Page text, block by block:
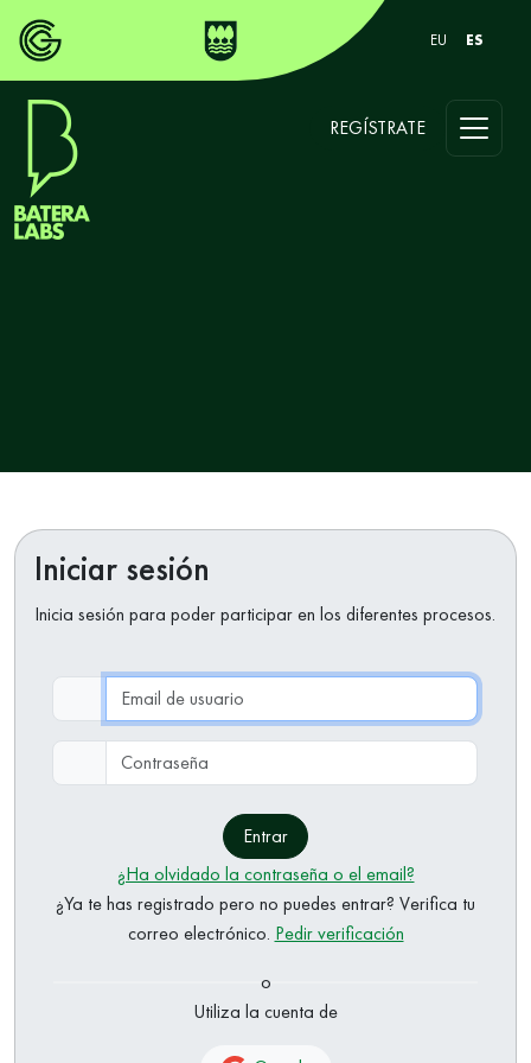
EU ES
REGÍSTRATE
Iniciar sesión
Inicia sesión para poder participar en los diferentes procesos.
Email de usuario
Contraseña
Entrar
¿Ha olvidado la contraseña o el email?
¿Ya te has registrado pero no puedes entrar? Verifica tu
correo electrónico. Pedir verificación
o
Utiliza la cuenta de